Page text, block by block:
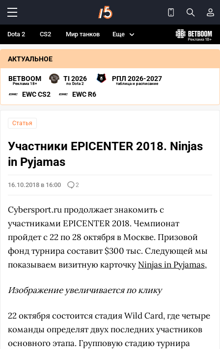
Dota 2 CS2 Мир танков Еще
АКТУАЛЬНОЕ
BETBOOM
Реклама 18+
TI 2026
по Dota 2
РПЛ 2026-2027
таблица и расписание
EWC CS2 EWC R6
Статья
Участники EPICENTER 2018. Ninjas
in Pyjamas
16.10.2018 в 16:00 2
Cybersport.ru продолжает знакомить с
участниками EPICENTER 2018. Чемпионат
пройдет с 22 по 28 октября в Москве. Призовой
фонд турнира составит $300 тыс. Следующей мы
показываем визитную карточку Ninjas in Pyjamas,
Изображение увеличивается по клику
22 октября состоится стадия Wild Card, где четыре
команды определят двух последних участников
основного этапа. Групповую стадию турнира